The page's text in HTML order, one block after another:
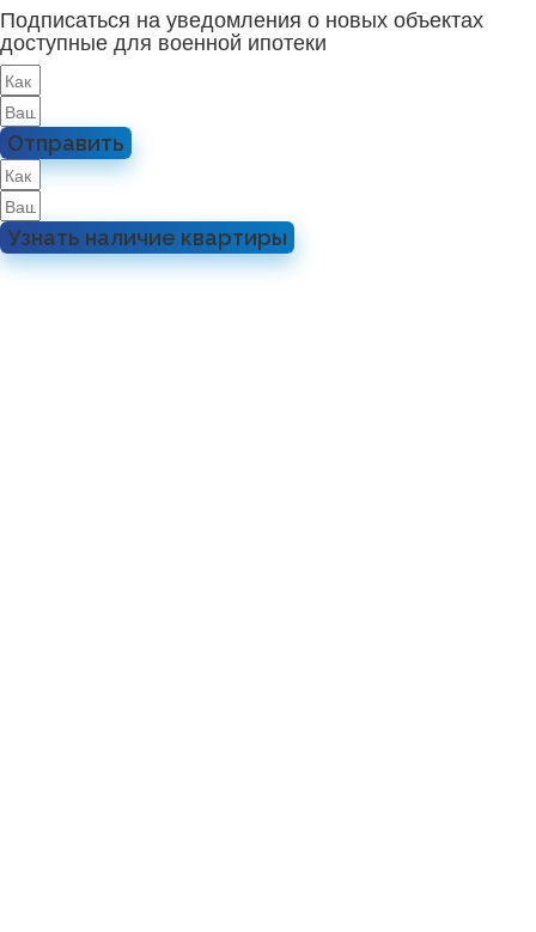
Подписаться на уведомления о новых объектах
доступные для военной ипотеки
Отправить
Узнать наличие квартиры